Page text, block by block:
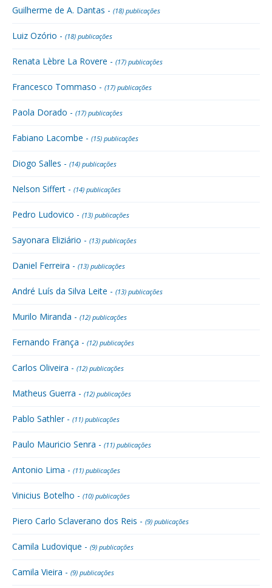
Guilherme de A. Dantas - (18) publicações
Luiz Ozório - (18) publicações
Renata Lèbre La Rovere - (17) publicações
Francesco Tommaso - (17) publicações
Paola Dorado - (17) publicações
Fabiano Lacombe - (15) publicações
Diogo Salles - (14) publicações
Nelson Siffert - (14) publicações
Pedro Ludovico - (13) publicações
Sayonara Eliziário - (13) publicações
Daniel Ferreira - (13) publicações
André Luís da Silva Leite - (13) publicações
Murilo Miranda - (12) publicações
Fernando França - (12) publicações
Carlos Oliveira - (12) publicações
Matheus Guerra - (12) publicações
Pablo Sathler - (11) publicações
Paulo Mauricio Senra - (11) publicações
Antonio Lima - (11) publicações
Vinicius Botelho - (10) publicações
Piero Carlo Sclaverano dos Reis - (9) publicações
Camila Ludovique - (9) publicações
Camila Vieira - (9) publicações